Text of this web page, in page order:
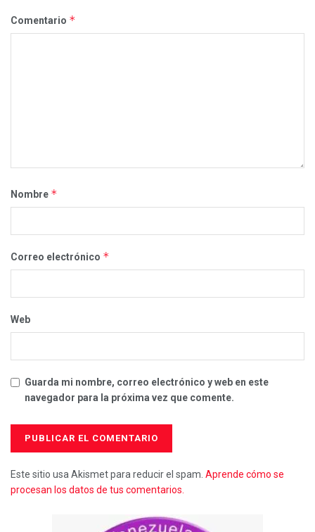
Comentario *
Nombre *
Correo electrónico *
Web
Guarda mi nombre, correo electrónico y web en este
navegador para la próxima vez que comente.
Este sitio usa Akismet para reducir el spam. Aprende cómo se
procesan los datos de tus comentarios.